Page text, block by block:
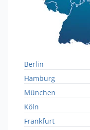
Berlin
Hamburg
München
Köln
Frankfurt